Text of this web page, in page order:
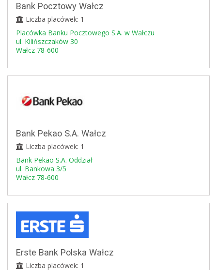
Bank Pocztowy Wałcz
Liczba placówek: 1
Placówka Banku Pocztowego S.A. w Wałczu
ul. Kilińszczaków 30
Wałcz 78-600
Bank Pekao S.A. Wałcz
Liczba placówek: 1
Bank Pekao S.A. Oddział
ul. Bankowa 3/5
Wałcz 78-600
Erste Bank Polska Wałcz
Liczba placówek: 1